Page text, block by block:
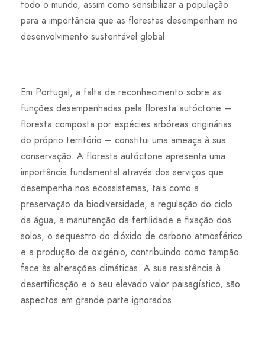
todo o mundo, assim como sensibilizar a população
para a importância que as florestas desempenham no
desenvolvimento sustentável global.
Em Portugal, a falta de reconhecimento sobre as
funções desempenhadas pela floresta autóctone –
floresta composta por espécies arbóreas originárias
do próprio território – constitui uma ameaça à sua
conservação. A floresta autóctone apresenta uma
importância fundamental através dos serviços que
desempenha nos ecossistemas, tais como a
preservação da biodiversidade, a regulação do ciclo
da água, a manutenção da fertilidade e fixação dos
solos, o sequestro do dióxido de carbono atmosférico
e a produção de oxigénio, contribuindo como tampão
face às alterações climáticas. A sua resistência à
desertificação e o seu elevado valor paisagístico, são
aspectos em grande parte ignorados.